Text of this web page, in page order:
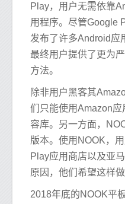
Play，用户无需依靠
用程序。尽管Google
发布了许多Android应
最终用户提供了更为
方法。
除非用户黑客其
们只能使用Amazon
容库。另一方面，
版本。使用NOOK，
Play应用商店以及亚
原因，他们希望这样
2018年底的NOOK平